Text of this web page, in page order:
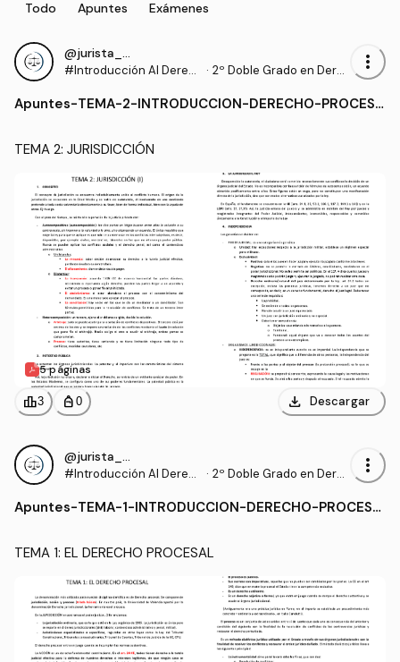
Todo Apuntes Exámenes
@jurista_US
#Introducción Al Derec
· 2º Doble Grado en Dere
ración Pública (US)
more_vert
Apuntes-TEMA-2-INTRODUCCION-DERECHO-PROCESA
TEMA 2: JURISDICCIÓN
5 páginas
leaderboard3 personal_bag 0 download Descargar
@jurista_US
#Introducción Al Derec
· 2º Doble Grado en Dere
ración Pública (US)
more_vert
Apuntes-TEMA-1-INTRODUCCION-DERECHO-PROCESA
TEMA 1: EL DERECHO PROCESAL